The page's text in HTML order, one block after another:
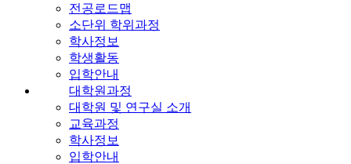
전공로드맵
소단위 학위과정
학사정보
학생활동
입학안내
대학원과정
대학원 및 연구실 소개
교육과정
학사정보
입학안내